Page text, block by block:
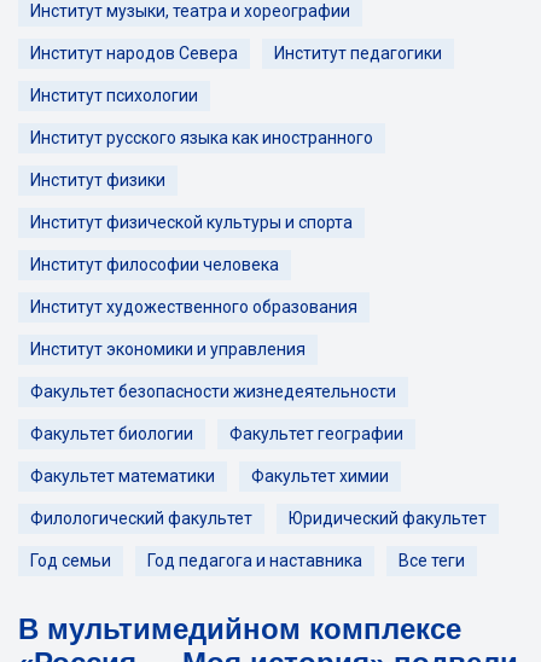
Институт музыки, театра и хореографии
Институт народов Севера Институт педагогики
Институт психологии
Институт русского языка как иностранного
Институт физики
Институт физической культуры и спорта
Институт философии человека
Институт художественного образования
Институт экономики и управления
Факультет безопасности жизнедеятельности
Факультет биологии Факультет географии
Факультет математики Факультет химии
Филологический факультет Юридический факультет
Год семьи Год педагога и наставника Все теги
В мультимедийном комплексе